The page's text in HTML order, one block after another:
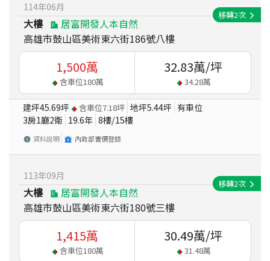
114年06月
大樓
居富開發人本自然
高雄市鼓山區美術東六街186號八樓
移轉2次
1,500萬
含車位180萬
32.83萬/坪
34.28萬
建坪45.69坪 含車位7.18坪 地坪5.44坪 有車位
3房1廳2衛 19.6年 8樓/15樓
資料說明 內政部實價登錄
113年09月
大樓
居富開發人本自然
高雄市鼓山區美術東六街180號三樓
移轉2次
1,415萬
含車位180萬
30.49萬/坪
31.48萬